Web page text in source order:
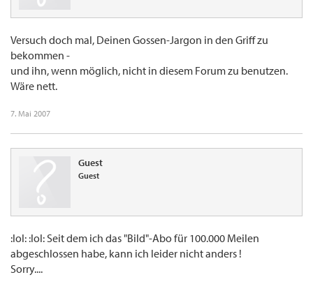
Versuch doch mal, Deinen Gossen-Jargon in den Griff zu
bekommen -
und ihn, wenn möglich, nicht in diesem Forum zu benutzen.
Wäre nett.
7. Mai 2007
Guest
Guest
:lol: :lol: Seit dem ich das "Bild"-Abo für 100.000 Meilen
abgeschlossen habe, kann ich leider nicht anders !
Sorry....